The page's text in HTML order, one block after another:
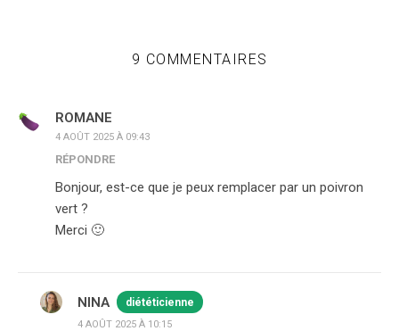
9 COMMENTAIRES
ROMANE
4 AOÛT 2025 À 09:43
RÉPONDRE
Bonjour, est-ce que je peux remplacer par un poivron
vert ?
Merci 🙂
NINA diététicienne
4 AOÛT 2025 À 10:15